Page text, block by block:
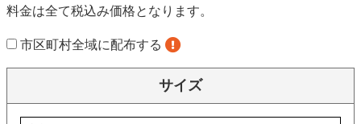
料金は全て税込み価格となります。
市区町村全域に配布する
サイズ